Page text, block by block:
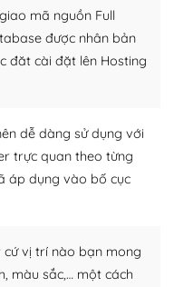
sàng hỗ trợ bạn
đặt thêm vào
năng cần thiết. Có
viện themes và
hợp cho mục đích
mã nguồn Full
được nhân bản
đăt cài đặt lên Hosting
dễ dàng sử dụng với
trực quan theo từng
áp dụng vào bố cục
vị trí nào bạn mong
màu sắc,… một cách